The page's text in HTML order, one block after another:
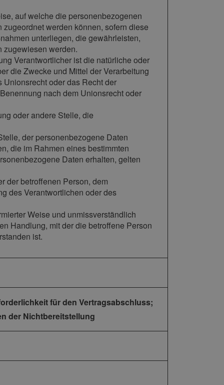
auf welche die personenbezogenen
werden können, sofern diese
unterliegen, die gewährleisten,
zugewiesen werden.
Verantwortlicher ist die natürliche oder
die Zwecke und Mittel der Verarbeitung
oder das Recht der
nach dem Unionsrecht oder
oder andere Stelle, die
der personenbezogene Daten
die im Rahmen eines bestimmten
Daten erhalten, gelten
der betroffenen Person, dem
des Verantwortlichen oder des
Weise und unmissverständlich
Handlung, mit der die betroffene Person
ist.
für den Vertragsabschluss;
der Nichtbereitstellung